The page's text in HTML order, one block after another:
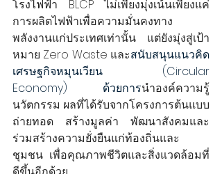
โรงไฟฟ้า BLCP ไม่เพียงมุ่งเน้นเพียงแค่
การผลิตไฟฟ้าเพื่อความมั่นคงทาง
พลังงานแก่ประเทศเท่านั้น แต่ยังมุ่งสู่เป้า
หมาย Zero Waste และสนับสนุนแนวคิด
เศรษฐกิจหมุนเวียน (Circular
Economy) ด้วยการนำองค์ความรู้
นวัตกรรม ผลที่ได้รับจากโครงการต้นแบบ
ถ่ายทอด สร้างมูลค่า พัฒนาสังคมและ
ร่วมสร้างความยั่งยืนแก่ท้องถิ่นและ
ชุมชน เพื่อคุณภาพชีวิตและสิ่งแวดล้อมที่